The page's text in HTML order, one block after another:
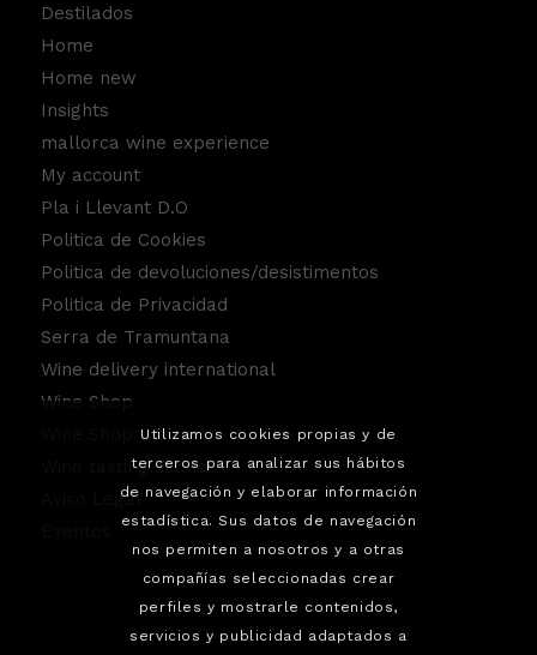
Destilados
Home
Home new
Insights
mallorca wine experience
My account
Pla i Llevant D.O
Politica de Cookies
Politica de devoluciones/desistimentos
Politica de Privacidad
Serra de Tramuntana
Wine delivery international
Wine Shop
Wine Shop Contact
Wine tasting service.
Aviso Legal
Utilizamos cookies propias y de
terceros para analizar sus hábitos
de navegación y elaborar información
estadística. Sus datos de navegación
nos permiten a nosotros y a otras
compañías seleccionadas crear
perfiles y mostrarle contenidos,
servicios y publicidad adaptados a